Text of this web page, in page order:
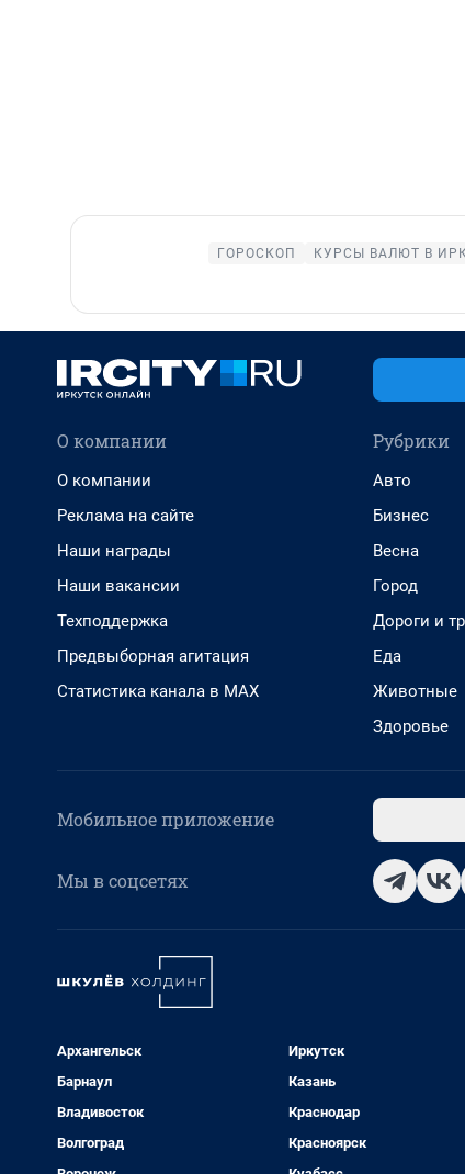
ГОРОСКОП КУРСЫ ВАЛЮТ В
О компании
О компании
Реклама на сайте
Наши награды
Наши вакансии
Техподдержка
Предвыборная агитация
Статистика канала в MAX
Рубрики
Авто
Бизнес
Весна
Город
Дороги и
Еда
Животные
Здоровье
Мобильное приложение
Мы в соцсетях
Архангельск
Барнаул
Владивосток
Волгоград
Иркутск
Казань
Краснодар
Красноярск